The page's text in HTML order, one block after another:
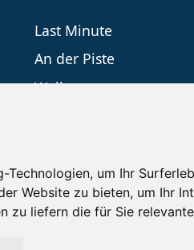
um Ihr
Website zu bieten, um Ihr
zu liefern die für Sie
Last Minute
An der Piste
Wellness